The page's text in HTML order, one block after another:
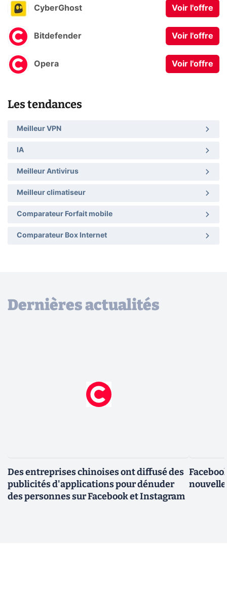
CyberGhost Voir l'offre
Bitdefender Voir l'offre
Opera Voir l'offre
Les tendances
Meilleur VPN
IA
Meilleur Antivirus
Meilleur climatiseur
Comparateur Forfait mobile
Comparateur Box Internet
Dernières actualités
Des entreprises chinoises ont diffusé des
publicités d'applications pour dénuder
des personnes sur Facebook et Instagram